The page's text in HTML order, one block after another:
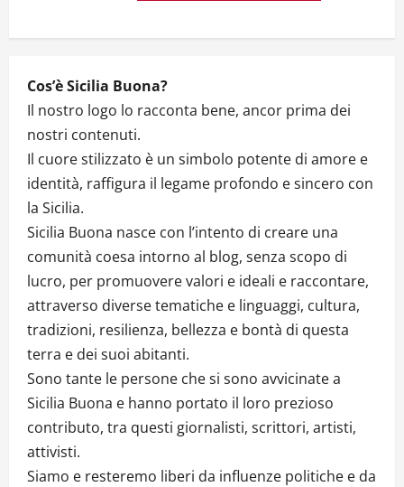
Cos’è Sicilia Buona?
Il nostro logo lo racconta bene, ancor prima dei
nostri contenuti.
Il cuore stilizzato è un simbolo potente di amore e
identità, raffigura il legame profondo e sincero con
la Sicilia.
Sicilia Buona nasce con l’intento di creare una
comunità coesa intorno al blog, senza scopo di
lucro, per promuovere valori e ideali e raccontare,
attraverso diverse tematiche e linguaggi, cultura,
tradizioni, resilienza, bellezza e bontà di questa
terra e dei suoi abitanti.
Sono tante le persone che si sono avvicinate a
Sicilia Buona e hanno portato il loro prezioso
contributo, tra questi giornalisti, scrittori, artisti,
attivisti.
Siamo e resteremo liberi da influenze politiche e da